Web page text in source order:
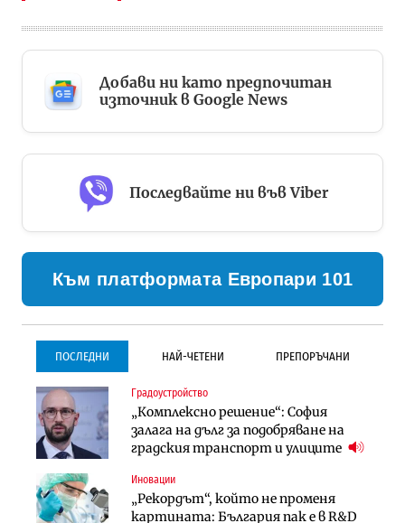
Добави ни като предпочитан
източник в Google News
Последвайте ни във Viber
Към платформата Европари 101
ПОСЛЕДНИ НАЙ-ЧЕТЕНИ ПРЕПОРЪЧАНИ
Градоустройство
„Комплексно решение“: София
залага на дълг за подобряване на
градския транспорт и улиците
Иновации
„Рекордът“, който не променя
картината: България пак е в R&D
Градоустройство
Столична община избра
изпълнител за преместването на
трамвайното трасе по бул.
Инфраструктура
Проектирането на тунела под
Инфраструктура
Проектирането на тунела под
Петрохан ще върви паралелно с
екологичните оценки
Компании
„Хювефарма“ подписа договор за
придобиване на Euroapi Italy